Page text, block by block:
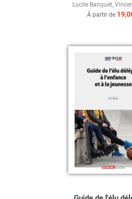
Lucile Banquet,
À partir de